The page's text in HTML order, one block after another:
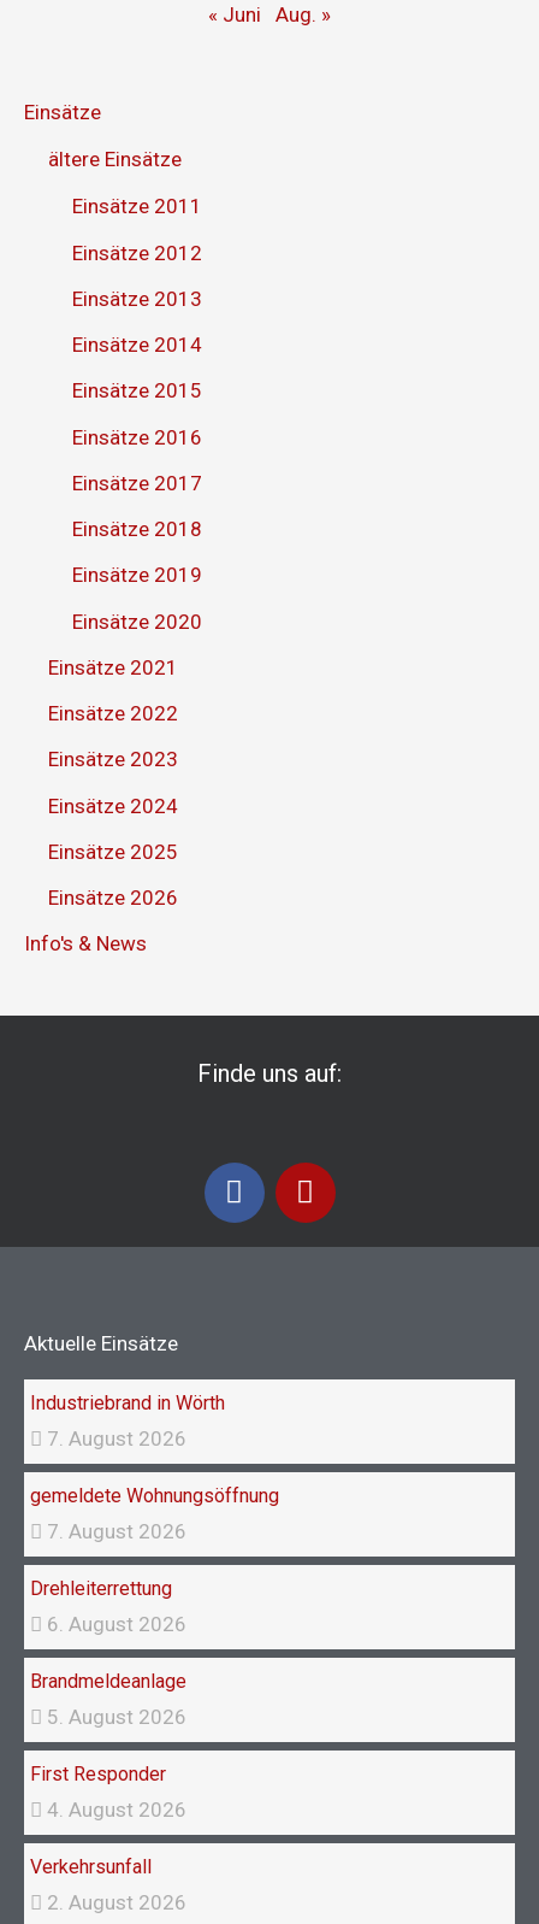
« Juni Aug. »
Einsätze
ältere Einsätze
Einsätze 2011
Einsätze 2012
Einsätze 2013
Einsätze 2014
Einsätze 2015
Einsätze 2016
Einsätze 2017
Einsätze 2018
Einsätze 2019
Einsätze 2020
Einsätze 2021
Einsätze 2022
Einsätze 2023
Einsätze 2024
Einsätze 2025
Einsätze 2026
Info's & News
Finde uns auf:
F
a
k
I
n
a
Aktuelle Einsätze
Industriebrand in Wörth
7. August 2026
gemeldete Wohnungsöffnung
7. August 2026
Drehleiterrettung
6. August 2026
Brandmeldeanlage
5. August 2026
First Responder
4. August 2026
Verkehrsunfall
2. August 2026